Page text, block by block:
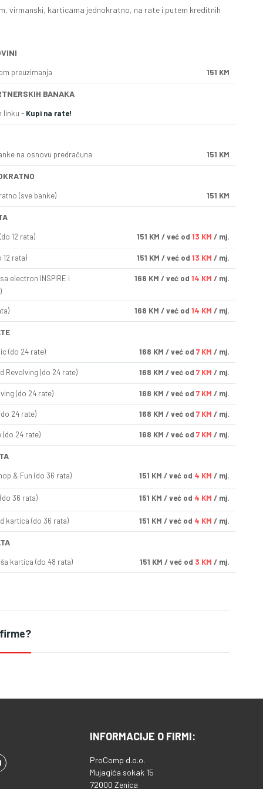
virmanski, karticama jednokratno, na rate i putem kreditnih
preuzimanja 151 KM
BANAKA
linku - Kupi na rate!
na osnovu predračuna 151 KM
(sve banke) 151 KM
12 rata) 151 KM / već od 13 KM / mj.
12 rata) 151 KM / već od 13 KM / mj.
electron INSPIRE i
168 KM / već od 14 KM / mj.
168 KM / već od 14 KM / mj.
(do 24 rate) 168 KM / već od 7 KM / mj.
Revolving (do 24 rate) 168 KM / već od 7 KM / mj.
(do 24 rate) 168 KM / već od 7 KM / mj.
24 rate) 168 KM / već od 7 KM / mj.
(do 24 rate) 168 KM / već od 7 KM / mj.
& Fun (do 36 rata) 151 KM / već od 4 KM / mj.
36 rata) 151 KM / već od 4 KM / mj.
kartica (do 36 rata) 151 KM / već od 4 KM / mj.
kartica (do 48 rata) 151 KM / već od 3 KM / mj.
INFORMACIJE O FIRMI:
ProComp d.o.o.
Mujagića sokak 15
72000 Zenica